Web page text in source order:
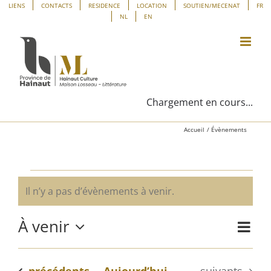
Panneau de gestion des cookies
Passer
contenu
LIENS CONTACTS RESIDENCE LOCATION SOUTIEN/MECENAT
FR
NL
EN
Chargement en cours...
Accueil Évènements
Évènements
Notice
Il n’y a pas d’évènements à venir.
Liste
À venir
Sélectionnez